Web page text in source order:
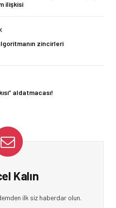
ilişkisi
zincirleri
aldatmacası!
Kalın
ilk siz haberdar olun.